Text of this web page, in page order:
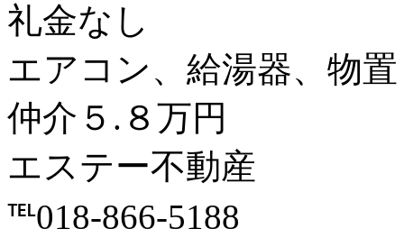
礼金なし
エアコン、給湯器、物置
仲介５.８万円
エステー不動産
℡018-866-5188